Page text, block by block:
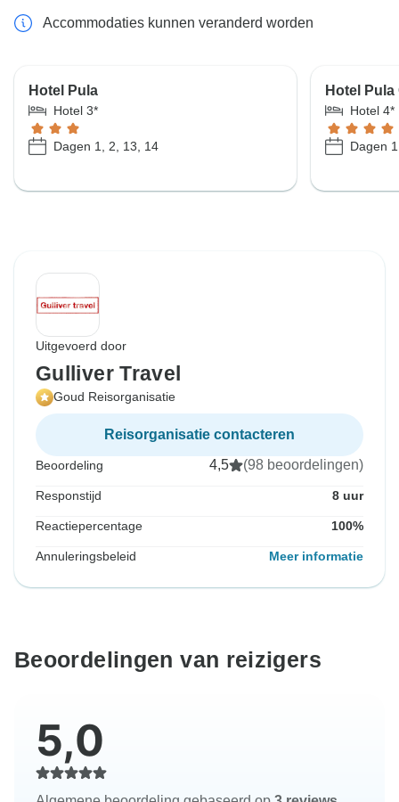
Accommodaties kunnen veranderd worden
Hotel Pula
Hotel 3*
Dagen 1, 2, 13, 14
Hotel
Hotel 4*
Dagen
Uitgevoerd door
Gulliver Travel
Goud Reisorganisatie
Reisorganisatie contacteren
Beoordeling 4,5 (98 beoordelingen)
Responstijd 8 uur
Reactiepercentage 100%
Annuleringsbeleid Meer informatie
Beoordelingen van reizigers
5,0